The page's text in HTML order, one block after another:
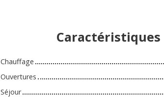
Caractéristiques
Chauffage
Ouvertures
Séjour